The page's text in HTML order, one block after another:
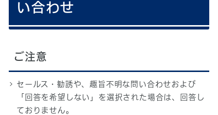
い合わせ
ご注意
セールス・勧誘や、趣旨不明な問い合わせおよび
「回答を希望しない」を選択された場合は、回答し
ておりません。